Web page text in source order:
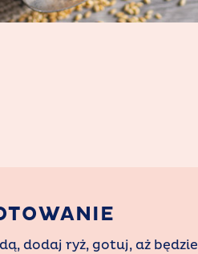
dodaj ryż, gotuj, aż będzie